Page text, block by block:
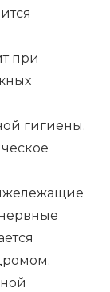
при
гигиены.